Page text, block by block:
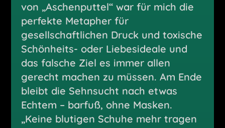
von „Aschenputtel“ war für mich die
perfekte Metapher für
gesellschaftlichen Druck und toxische
Schönheits- oder Liebesideale und
das falsche Ziel es immer allen
gerecht machen zu müssen. Am Ende
bleibt die Sehnsucht nach etwas
Echtem – barfuß, ohne Masken.
„Keine blutigen Schuhe mehr tragen